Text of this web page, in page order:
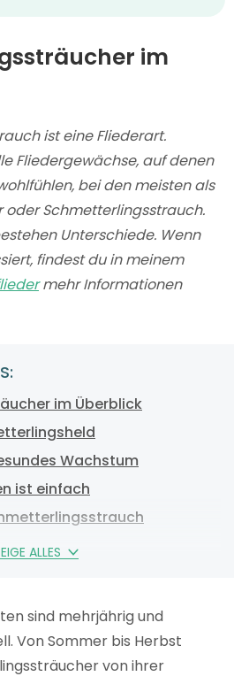
im
ist eine Fliederart.
Fliedergewächse, auf denen
bei den meisten als
Schmetterlingsstrauch.
Unterschiede. Wenn
findest du in meinem
mehr Informationen
ALLES
im Überblick
Wachstum
ist einfach
vermehren – Anleitung
Stecklinge im Wasser
sind mehrjährig und
Von Sommer bis Herbst
von ihrer